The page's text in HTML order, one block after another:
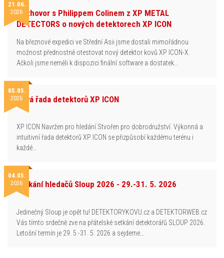
21.06.
2026Rozhovor s Philippem Colinem z XP METAL
DETECTORS o nových detektorech XP ICON
Na březnové expedici ve Střední Asii jsme dostali mimořádnou
možnost přednostně otestovat nový detektor kovů XP ICON-X.
Ačkoli jsme neměli k dispozici finální software a dostatek…
05.05.
2026Nová řada detektorů XP ICON
XP ICON Navržen pro hledání.Stvořen pro dobrodružství. Výkonná a
intuitivní řada detektorů XP ICON se přizpůsobí každému terénu i
každé…
04.05.
2026Setkání hledačů Sloup 2026 - 29.-31. 5. 2026
Jedinečný Sloup je opět tu! DETEKTORYKOVU.cz a DETEKTORWEB.cz
Vás tímto srdečně zve na přátelské setkání detektorářů SLOUP 2026.
Letošní termín je 29. 5.-31. 5. 2026 a sejdeme…